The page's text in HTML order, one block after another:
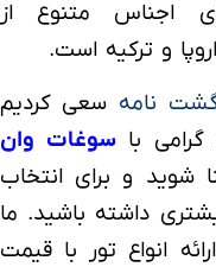
اجناس متنوع از
و ترکیه است.
نامه سعی کردیم
گرامی باسوغات وان
شوید و برای انتخاب
داشته باشید. ما
انواع تور با قیمت